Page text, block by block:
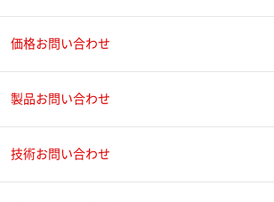
価格お問い合わせ
製品お問い合わせ
技術お問い合わせ